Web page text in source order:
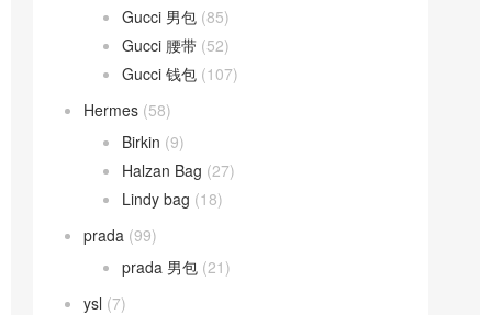
Gucci 男包 (85)
Gucci 腰带 (52)
Gucci 钱包 (107)
Hermes (58)
Birkin (9)
Halzan Bag (27)
Lindy bag (18)
prada (99)
prada 男包 (21)
ysl (7)